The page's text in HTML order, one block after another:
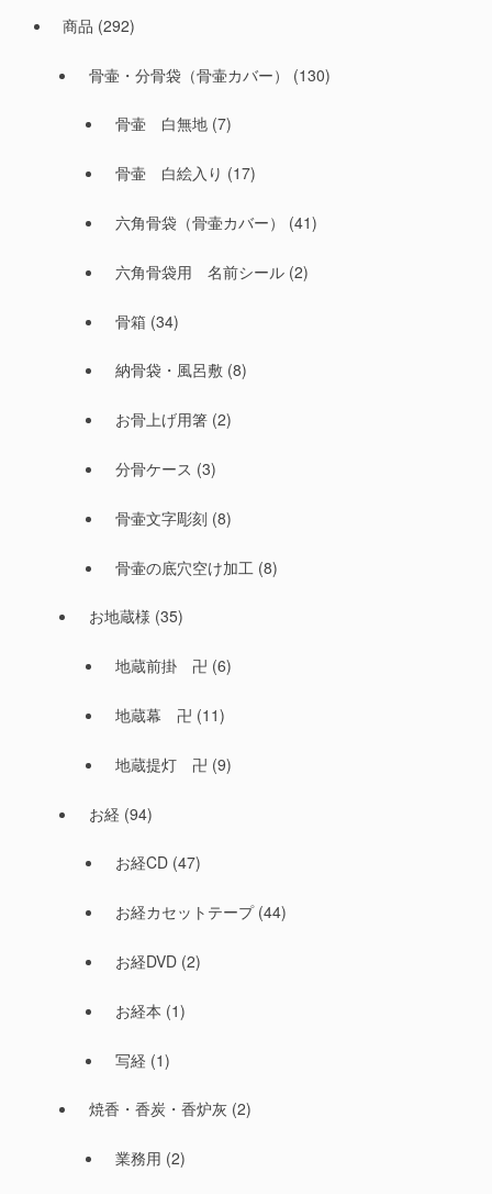
商品 (292)
骨壷・分骨袋（骨壷カバー） (130)
骨壷 白無地(7)
骨壷 白絵入り (17)
六角骨袋（骨壷カバー） (41)
六角骨袋用 名前シール(2)
骨箱(34)
納骨袋・風呂敷(8)
お骨上げ用箸(2)
分骨ケース (3)
骨壷文字彫刻 (8)
骨壷の底穴空け加工 (8)
お地蔵様 (35)
地蔵前掛 卍 (6)
地蔵幕 卍 (11)
地蔵提灯 卍 (9)
お経 (94)
お経CD(47)
お経カセットテープ(44)
お経DVD(2)
お経本 (1)
写経 (1)
焼香・香炭・香炉灰 (2)
業務用 (2)